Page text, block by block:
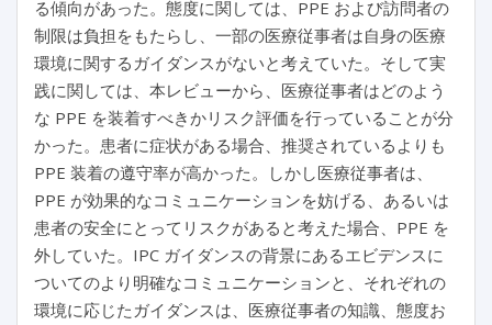
る傾向があった。態度に関しては、PPE および訪問者の
制限は負担をもたらし、一部の医療従事者は自身の医療
環境に関するガイダンスがないと考えていた。そして実
践に関しては、本レビューから、医療従事者はどのよう
な PPE を装着すべきかリスク評価を行っていることが分
かった。患者に症状がある場合、推奨されているよりも
PPE 装着の遵守率が高かった。しかし医療従事者は、
PPE が効果的なコミュニケーションを妨げる、あるいは
患者の安全にとってリスクがあると考えた場合、PPE を
外していた。IPC ガイダンスの背景にあるエビデンスに
ついてのより明確なコミュニケーションと、それぞれの
環境に応じたガイダンスは、医療従事者の知識、態度お